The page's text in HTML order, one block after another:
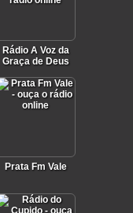
Rádio A Voz da
Graça de Deus
Prata Fm Vale